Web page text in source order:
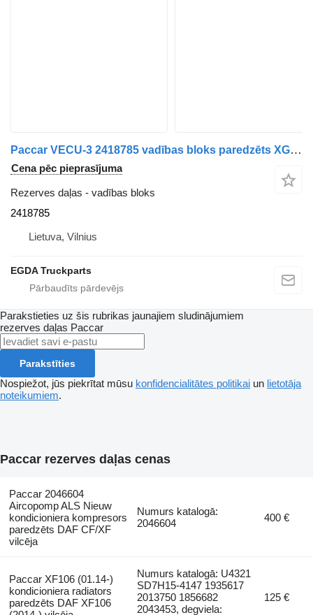
Paccar VECU-3 2418785 vadības bloks paredzēts XG vilcēja
Cena pēc pieprasījuma
Rezerves daļas - vadības bloks
2418785
Lietuva, Vilnius
EGDA Truckparts
Parakstieties uz šis rubrikas jaunajiem sludinājumiem
rezerves daļas Paccar
Parakstīties
Nospiežot, jūs piekrītat mūsu konfidencialitātes politikai un lietotāja
noteikumiem.
Paccar rezerves daļas cenas
Paccar 2046604
Aircopomp ALS Nieuw
kondicioniera kompresors
paredzēts DAF CF/XF
vilcēja
Numurs katalogā:
2046604
400 €
Paccar XF106 (01.14-)
kondicioniera radiators
paredzēts DAF XF106
Numurs katalogā: U4321
SD7H15-4147 1935617
2013750 1856682
2043453, degviela:
125 €